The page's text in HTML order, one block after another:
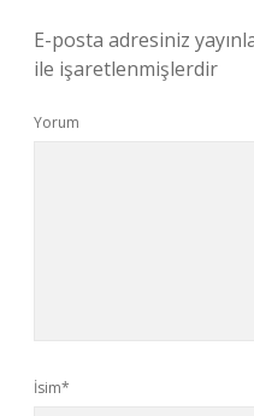
E-posta adresiniz
ile işaretlenmişlerdir
Yorum
İsim*